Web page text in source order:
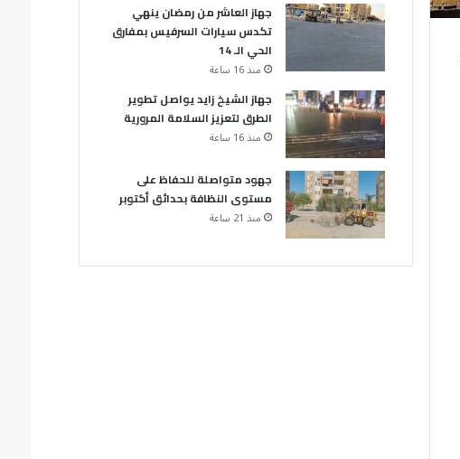
جهاز العاشر من رمضان ينهي
تكدس سيارات السرفيس بمفارق
الحي الـ 14
منذ 16 ساعة
جهاز الشيخ زايد يواصل تطوير
الطرق لتعزيز السلامة المرورية
منذ 16 ساعة
جهود متواصلة للحفاظ على
مستوى النظافة بحدائق أكتوبر
منذ 21 ساعة